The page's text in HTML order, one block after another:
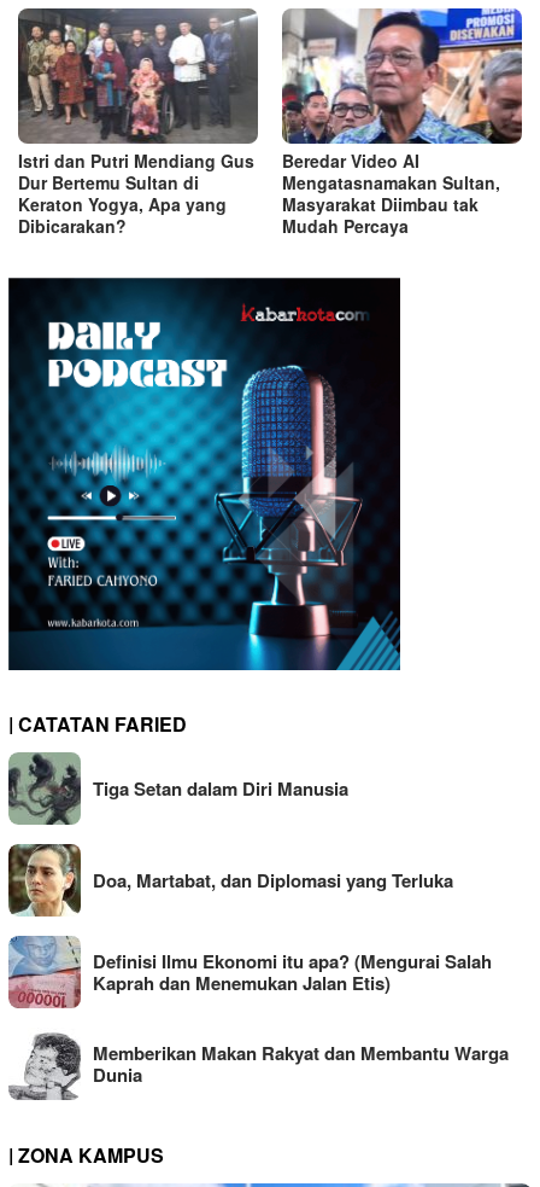
Istri dan Putri Mendiang Gus
Dur Bertemu Sultan di
Keraton Yogya, Apa yang
Dibicarakan?
Beredar Video AI
Mengatasnamakan Sultan,
Masyarakat Diimbau tak
Mudah Percaya
| CATATAN FARIED
Tiga Setan dalam Diri Manusia
Doa, Martabat, dan Diplomasi yang Terluka
Definisi Ilmu Ekonomi itu apa? (Mengurai Salah
Kaprah dan Menemukan Jalan Etis)
Memberikan Makan Rakyat dan Membantu Warga
Dunia
| ZONA KAMPUS